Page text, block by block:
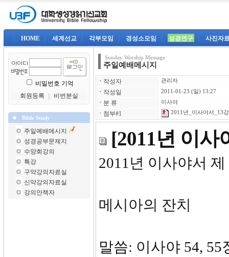
HOME 세계선교 각부모임 경성소모임 성경연구 사진자
비밀번호 기억
회원등록
비번분실
Bible Study
주일예배메시지
성경공부문제지
수양회강의
특강
구약강의자료실
신약강의자료실
강의안책자
Sunday Worship Message
주일예배메시지
ㆍ 작성자 관리자
ㆍ 작성일 2011-01-23 (일) 13:27
ㆍ 분 류 이사야
ㆍ 첨부#1 2011년_이사야서_13
[2011년 이사
2011년 이사야서 제
메시아의 잔치
말씀: 이사야 54, 55